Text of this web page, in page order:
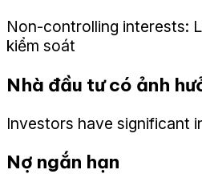
Non-controlling interests:
kiểm soát
Nhà đầu tư có ảnh
Investors have significant
Nợ ngắn hạn